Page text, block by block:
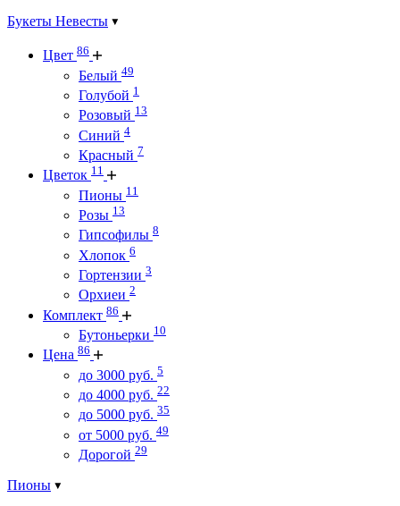
Букеты Невесты
Цвет 86
Белый 49
Голубой 1
Розовый 13
Синий 4
Красный 7
Цветок 11
Пионы 11
Розы 13
Гипсофилы 8
Хлопок 6
Гортензии 3
Орхиеи 2
Комплект 86
Бутоньерки 10
Цена 86
до 3000 руб. 5
до 4000 руб. 22
до 5000 руб. 35
от 5000 руб. 49
Дорогой 29
Пионы